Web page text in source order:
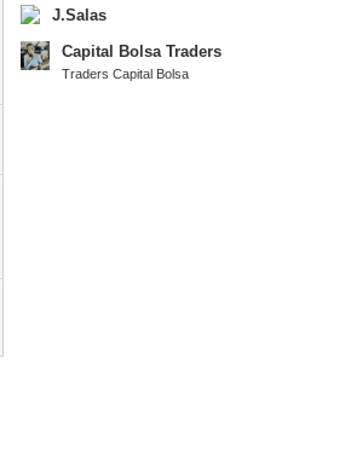
J.Salas
Capital Bolsa Traders
Traders Capital Bolsa